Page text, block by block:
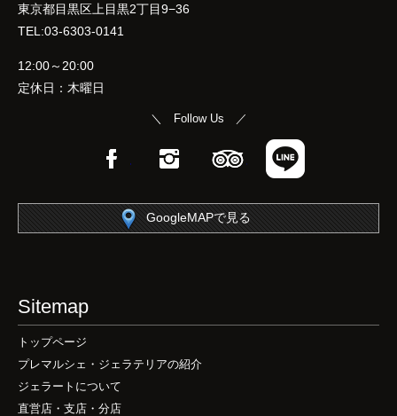
東京都目黒区上目黒2丁目9−36
TEL:03-6303-0141
12:00～20:00
定休日：木曜日
＼ Follow Us ／
FacebookInstagramTripAdvisor
GoogleMAPで見る
Sitemap
トップページ
プレマルシェ・ジェラテリアの紹介
ジェラートについて
直営店・支店・分店